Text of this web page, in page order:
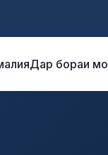
Дар бораи мо